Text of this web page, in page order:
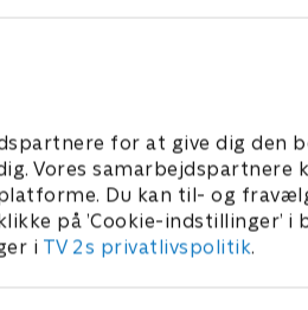
for at give dig den
Vores samarbejdspartnere
Du kan til- og
på ’Cookie-indstillinger’ i
i TV 2s privatlivspolitik.